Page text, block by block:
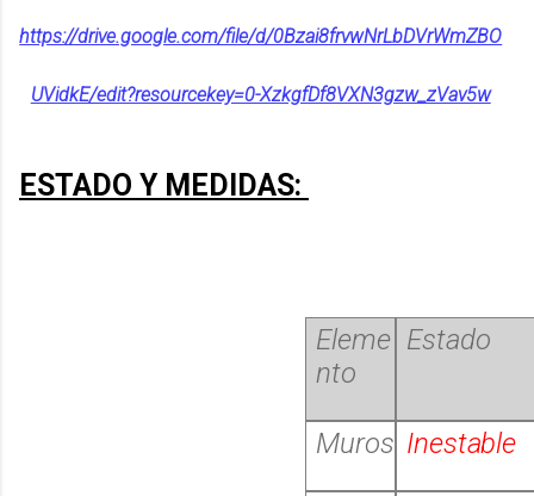
https://drive.google.com/file/d/0Bzai8frvwNrLbDVrWmZBO
UVidkE/edit?resourcekey=0-XzkgfDf8VXN3gzw_zVav5w
ESTADO Y MEDIDAS:
Eleme
nto
Estado
Muros Inestable